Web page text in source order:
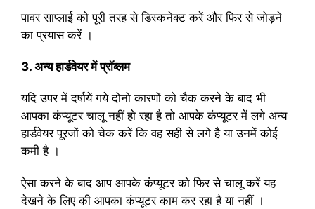
पावर साप्लाई को पूरी तरह से डिस्कनेक्ट करें और फिर से जोड़ने
का प्रयास करें ।
3. अन्य हार्डवेयर में प्रॉब्लम
यदि उपर में दर्षायें गये दोनो कारणों को चैक करने के बाद भी
आपका कंप्यूटर चालू नहीं हो रहा है तो आपके कंप्यूटर में लगे अन्य
हार्डवेयर पूरजों को चेक करें कि वह सही से लगे है या उनमें कोई
कमी है ।
ऐसा करने के बाद आप आपके कंप्यूटर को फिर से चालू करें यह
देखने के लिए की आपका कंप्यूटर काम कर रहा है या नहीं ।